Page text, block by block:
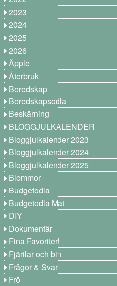
2023
2024
2025
2026
Äpple
Återbruk
Beredskap
Beredskapsodla
Beskärning
BLOGGJULKALENDER
Bloggjulkalender 2023
Bloggjulkalender 2024
Bloggjulkalender 2025
Blommor
Budgetodla
Budgetodla Mat
DIY
Dokumentär
Fina Favoriter!
Fjärilar och bin
Frågor & Svar
Frö